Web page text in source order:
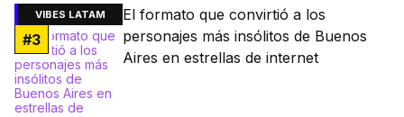
VIBES LATAM
#3
El formato que convirtió a los
personajes más insólitos de Buenos
Aires en estrellas de internet